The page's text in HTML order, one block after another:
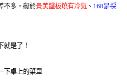
不多，礙於景美鐵板燒有冷氣 、 168是採
就是了！
下桌上的菜單